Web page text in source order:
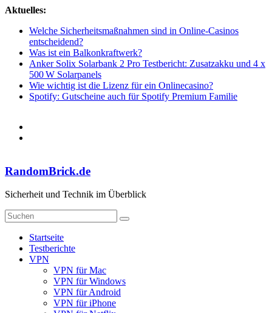
Zum
springen
Aktuelles:
Welche Sicherheitsmaßnahmen sind in Online-Casinos
entscheidend?
Was ist ein Balkonkraftwerk?
Anker Solix Solarbank 2 Pro Testbericht: Zusatzakku und 4 x
500 W Solarpanels
Wie wichtig ist die Lizenz für ein Onlinecasino?
Spotify: Gutscheine auch für Spotify Premium Familie
RandomBrick.de
Sicherheit und Technik im Überblick
Startseite
Testberichte
VPN
VPN für Mac
VPN für Windows
VPN für Android
VPN für iPhone